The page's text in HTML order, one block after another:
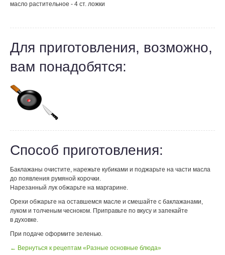
масло растительное - 4 ст. ложки
Для приготовления, возможно,
вам понадобятся:
Способ приготовления:
Баклажаны очистите, нарежьте кубиками и поджарьте на части масла
до появления румяной корочки.
Нарезанный лук обжарьте на маргарине.
Орехи обжарьте на оставшемся масле и смешайте с баклажанами,
луком и толченым чесноком. Приправьте по вкусу и запекайте
в духовке.
При подаче оформите зеленью.
← Вернуться к рецептам «Разные основные блюда»